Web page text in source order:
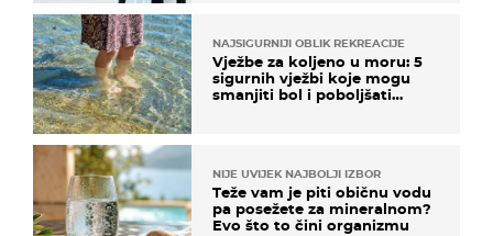
NAJSIGURNIJI OBLIK REKREACIJE
Vježbe za koljeno u moru: 5
sigurnih vježbi koje mogu
smanjiti bol i poboljšati
NIJE UVIJEK NAJBOLJI IZBOR
Teže vam je piti običnu vodu
pa posežete za mineralnom?
Evo što to čini organizmu